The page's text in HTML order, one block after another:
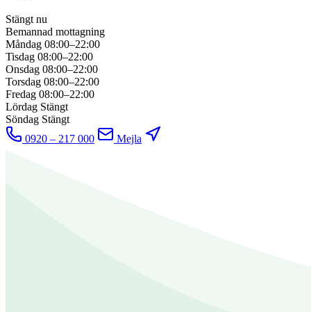
Stängt nu
Bemannad mottagning
Måndag 08:00–22:00
Tisdag 08:00–22:00
Onsdag 08:00–22:00
Torsdag 08:00–22:00
Fredag 08:00–22:00
Lördag Stängt
Söndag Stängt
0920 – 217 000
Mejla